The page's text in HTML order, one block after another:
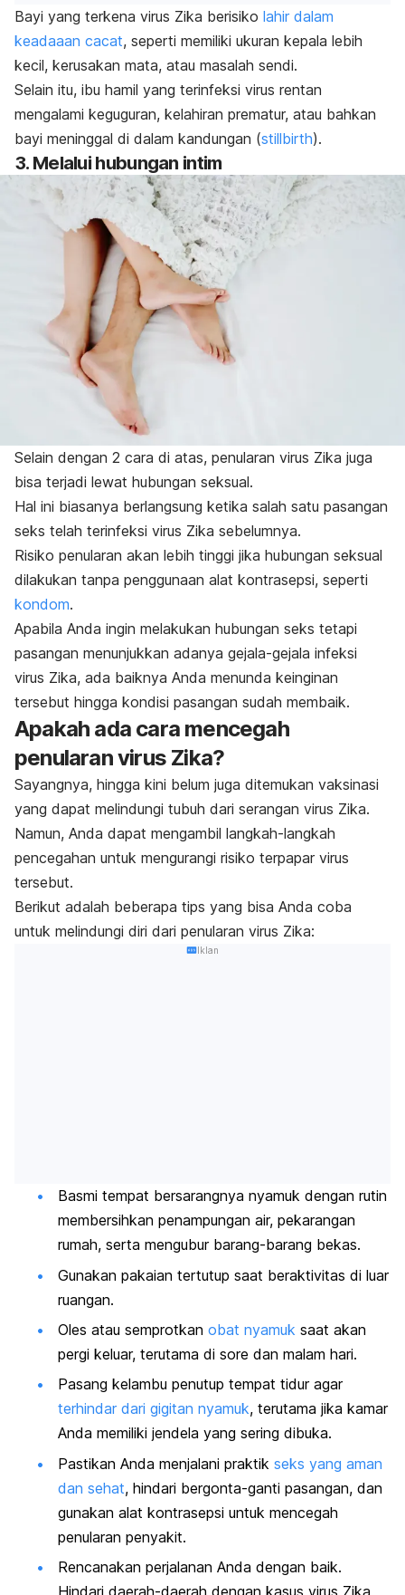
Bayi yang terkena virus Zika berisiko lahir dalam
keadaaan cacat, seperti memiliki ukuran kepala lebih
kecil, kerusakan mata, atau masalah sendi.
Selain itu, ibu hamil yang terinfeksi virus rentan
mengalami keguguran, kelahiran prematur, atau bahkan
bayi meninggal di dalam kandungan (stillbirth).
3. Melalui hubungan intim
Selain dengan 2 cara di atas, penularan virus Zika juga
bisa terjadi lewat hubungan seksual.
Hal ini biasanya berlangsung ketika salah satu pasangan
seks telah terinfeksi virus Zika sebelumnya.
Risiko penularan akan lebih tinggi jika hubungan seksual
dilakukan tanpa penggunaan alat kontrasepsi, seperti
kondom.
Apabila Anda ingin melakukan hubungan seks tetapi
pasangan menunjukkan adanya gejala-gejala infeksi
virus Zika, ada baiknya Anda menunda keinginan
tersebut hingga kondisi pasangan sudah membaik.
Apakah ada cara mencegah
penularan virus Zika?
Sayangnya, hingga kini belum juga ditemukan vaksinasi
yang dapat melindungi tubuh dari serangan virus Zika.
Namun, Anda dapat mengambil langkah-langkah
pencegahan untuk mengurangi risiko terpapar virus
tersebut.
Berikut adalah beberapa tips yang bisa Anda coba
untuk melindungi diri dari penularan virus Zika:
Iklan
Basmi tempat bersarangnya nyamuk dengan rutin
membersihkan penampungan air, pekarangan
rumah, serta mengubur barang-barang bekas.
Gunakan pakaian tertutup saat beraktivitas di luar
ruangan.
Oles atau semprotkan obat nyamuk saat akan
pergi keluar, terutama di sore dan malam hari.
Pasang kelambu penutup tempat tidur agar
terhindar dari gigitan nyamuk, terutama jika kamar
Anda memiliki jendela yang sering dibuka.
Pastikan Anda menjalani praktik seks yang aman
dan sehat, hindari bergonta-ganti pasangan, dan
gunakan alat kontrasepsi untuk mencegah
penularan penyakit.
Rencanakan perjalanan Anda dengan baik.